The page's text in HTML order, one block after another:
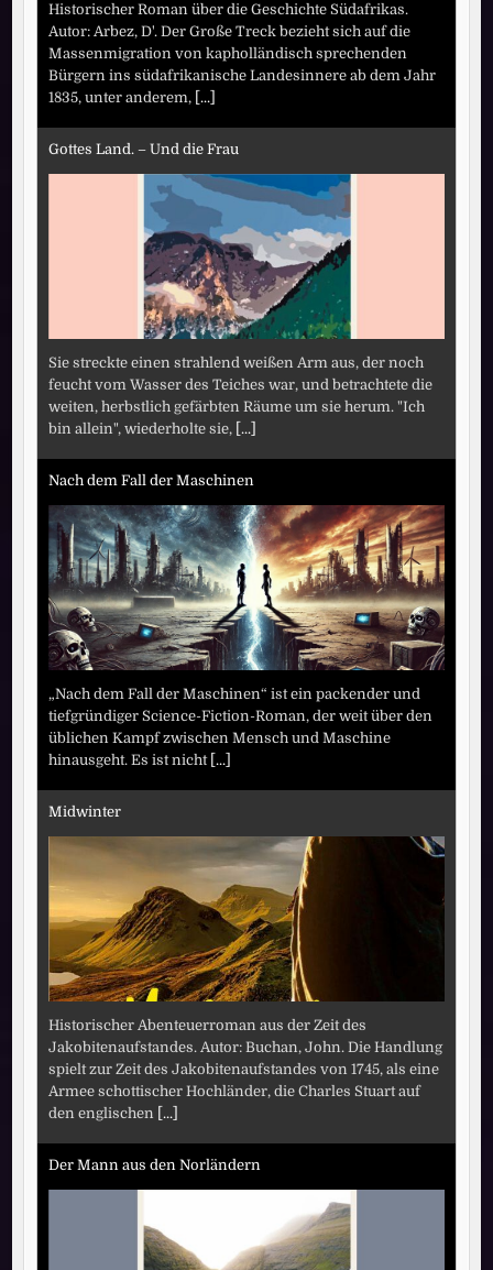
Historischer Roman über die Geschichte Südafrikas.
Autor: Arbez, D'. Der Große Treck bezieht sich auf die
Massenmigration von kapholländisch sprechenden
Bürgern ins südafrikanische Landesinnere ab dem Jahr
1835, unter anderem, [...]
Gottes Land. – Und die Frau
Sie streckte einen strahlend weißen Arm aus, der noch
feucht vom Wasser des Teiches war, und betrachtete die
weiten, herbstlich gefärbten Räume um sie herum. "Ich
bin allein", wiederholte sie, [...]
Nach dem Fall der Maschinen
„Nach dem Fall der Maschinen“ ist ein packender und
tiefgründiger Science-Fiction-Roman, der weit über den
üblichen Kampf zwischen Mensch und Maschine
hinausgeht. Es ist nicht [...]
Midwinter
Historischer Abenteuerroman aus der Zeit des
Jakobitenaufstandes. Autor: Buchan, John. Die Handlung
spielt zur Zeit des Jakobitenaufstandes von 1745, als eine
Armee schottischer Hochländer, die Charles Stuart auf
den englischen [...]
Der Mann aus den Norländern